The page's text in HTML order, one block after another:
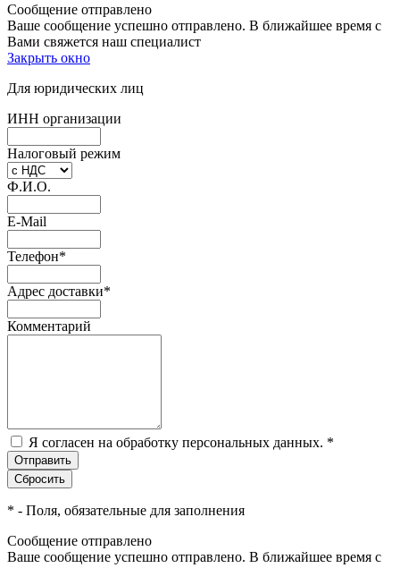
Сообщение отправлено
Ваше сообщение успешно отправлено. В ближайшее время с
Вами свяжется наш специалист
Закрыть окно
Для юридических лиц
ИНН организации
Налоговый режим
Ф.И.О.
E-Mail
Телефон*
Адрес доставки*
Комментарий
Я согласен на обработку персональных данных. *
* - Поля, обязательные для заполнения
Сообщение отправлено
Ваше сообщение успешно отправлено. В ближайшее время с